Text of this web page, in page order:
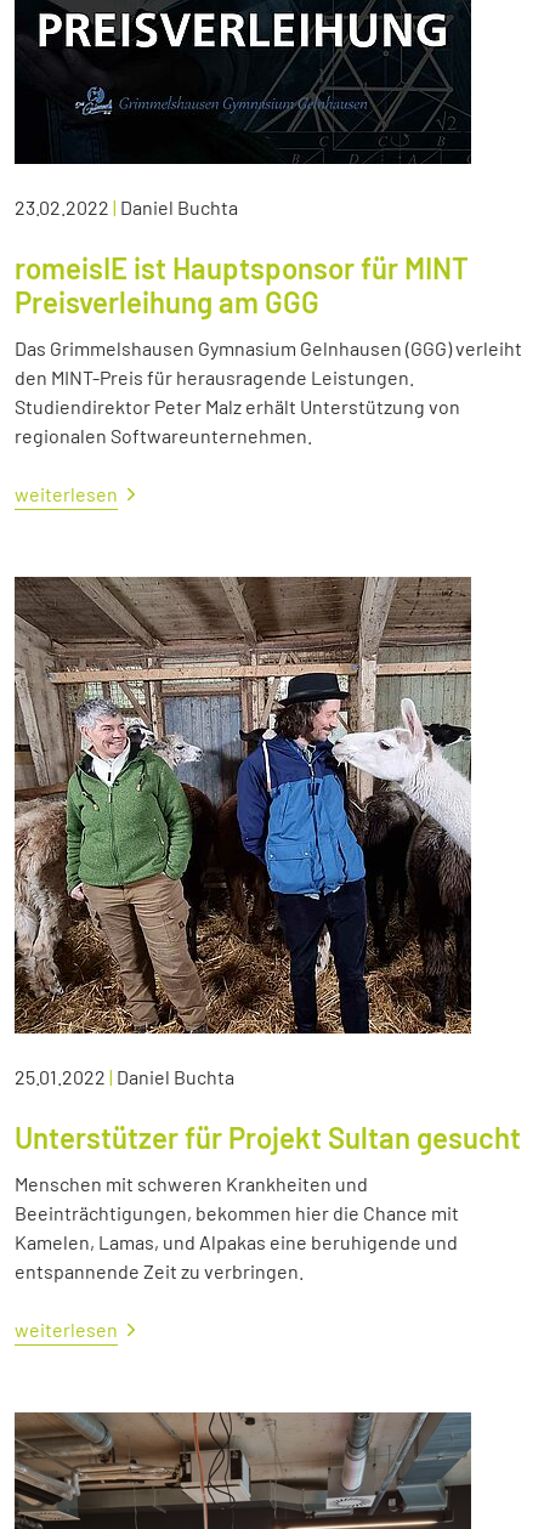
23.02.2022 | Daniel Buchta
romeisIE ist Hauptsponsor für MINT
Preisverleihung am GGG
Das Grimmelshausen Gymnasium Gelnhausen (GGG) verleiht
den MINT-Preis für herausragende Leistungen.
Studiendirektor Peter Malz erhält Unterstützung von
regionalen Softwareunternehmen.
weiterlesen
25.01.2022 | Daniel Buchta
Unterstützer für Projekt Sultan gesucht
Menschen mit schweren Krankheiten und
Beeinträchtigungen, bekommen hier die Chance mit
Kamelen, Lamas, und Alpakas eine beruhigende und
entspannende Zeit zu verbringen.
weiterlesen